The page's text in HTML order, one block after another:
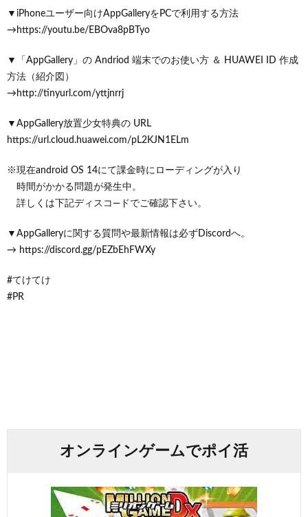
▼iPhoneユーザー向けAppGalleryをPCで利用する方法
→https://youtu.be/EBOva8pBTyo
▼「AppGallery」の Andriod 端末でのお使い方 ＆ HUAWEI ID 作成
方法（紹介図）
→http://tinyurl.com/yttjnrrj
▼AppGallery放置少女特典の URL
https://url.cloud.huawei.com/pL2KJN1ELm
※現在android OS 14にて課金時にローディングが入り
時間がかかる問題が発生中。
詳しくは下記ディスコ―ドでご確認下さい。
▼AppGalleryに関する質問や最新情報は必ずDiscordへ。
→ https://discord.gg/pEZbEhFWXy
#てけてけ
#PR
オンラインゲームでポイ活